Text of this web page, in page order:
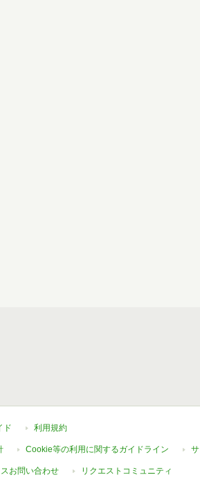
ド 利用規約
Cookie等の利用に関するガイドライン
お問い合わせ リクエストコミュニティ